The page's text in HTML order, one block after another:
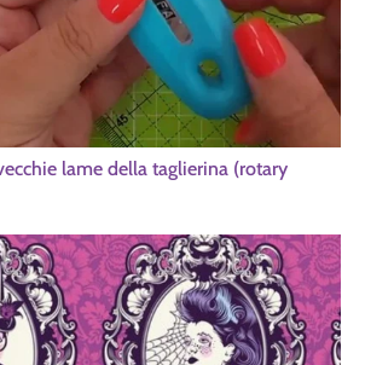
lame della taglierina (rotary